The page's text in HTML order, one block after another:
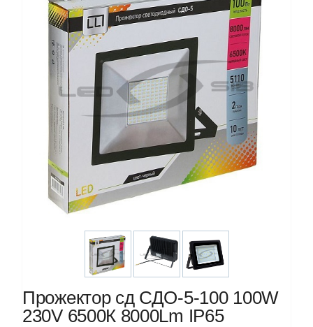
Прожектор сд СДО-5-100 100W
230V 6500К 8000Lm IP65